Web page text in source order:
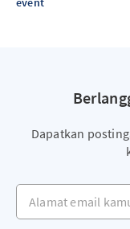
Dapatkan
Alamat email kamu